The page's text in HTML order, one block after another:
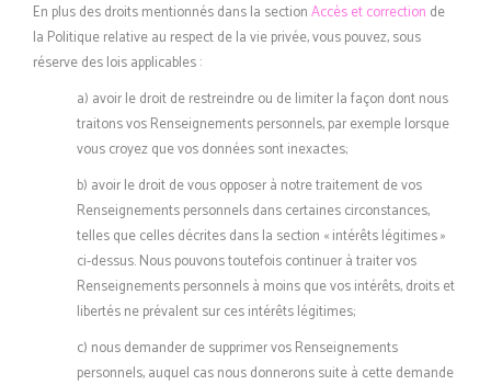
En plus des droits mentionnés dans la sectionAccès et correction de
la Politique relative au respect de la vie privée, vous pouvez, sous
réserve des lois applicables :
a) avoir le droit de restreindre ou de limiter la façon dont nous
traitons vos Renseignements personnels, par exemple lorsque
vous croyez que vos données sont inexactes;
b) avoir le droit de vous opposer à notre traitement de vos
Renseignements personnels dans certaines circonstances,
telles que celles décrites dans la section « intérêts légitimes »
ci-dessus. Nous pouvons toutefois continuer à traiter vos
Renseignements personnels à moins que vos intérêts, droits et
libertés ne prévalent sur ces intérêts légitimes;
c) nous demander de supprimer vos Renseignements
personnels, auquel cas nous donnerons suite à cette demande